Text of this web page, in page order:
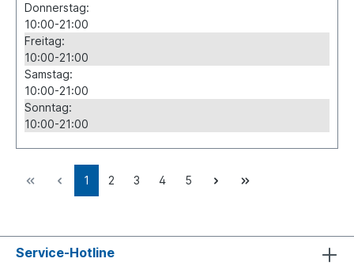
Donnerstag:
10:00-21:00
Freitag:
10:00-21:00
Samstag:
10:00-21:00
Sonntag:
10:00-21:00
1 2 3 4 5
Service-Hotline